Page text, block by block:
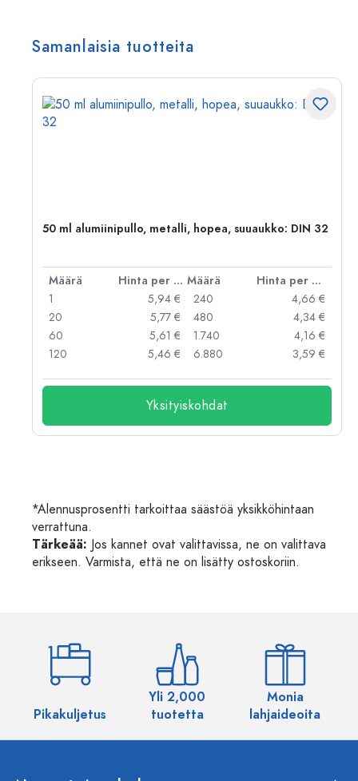
Samanlaisia tuotteita
50 ml alumiinipullo, metalli, hopea, suuaukko: DIN 32
Määrä Hinta per kpl Määrä
Hinta per kpl
1
5,94 €
20
5,77 €
60
5,61 €
120
5,46 €
240
4,66 €
480
4,34 €
1.740
4,16 €
6.880
3,59 €
Yksityiskohdat
*Alennusprosentti tarkoittaa säästöä yksikköhintaan
verrattuna.
Tärkeää: Jos kannet ovat valittavissa, ne on valittava
erikseen. Varmista, että ne on lisätty ostoskoriin.
Pikakuljetus
Yli 2,000
tuotetta
Monia
lahjaideoita